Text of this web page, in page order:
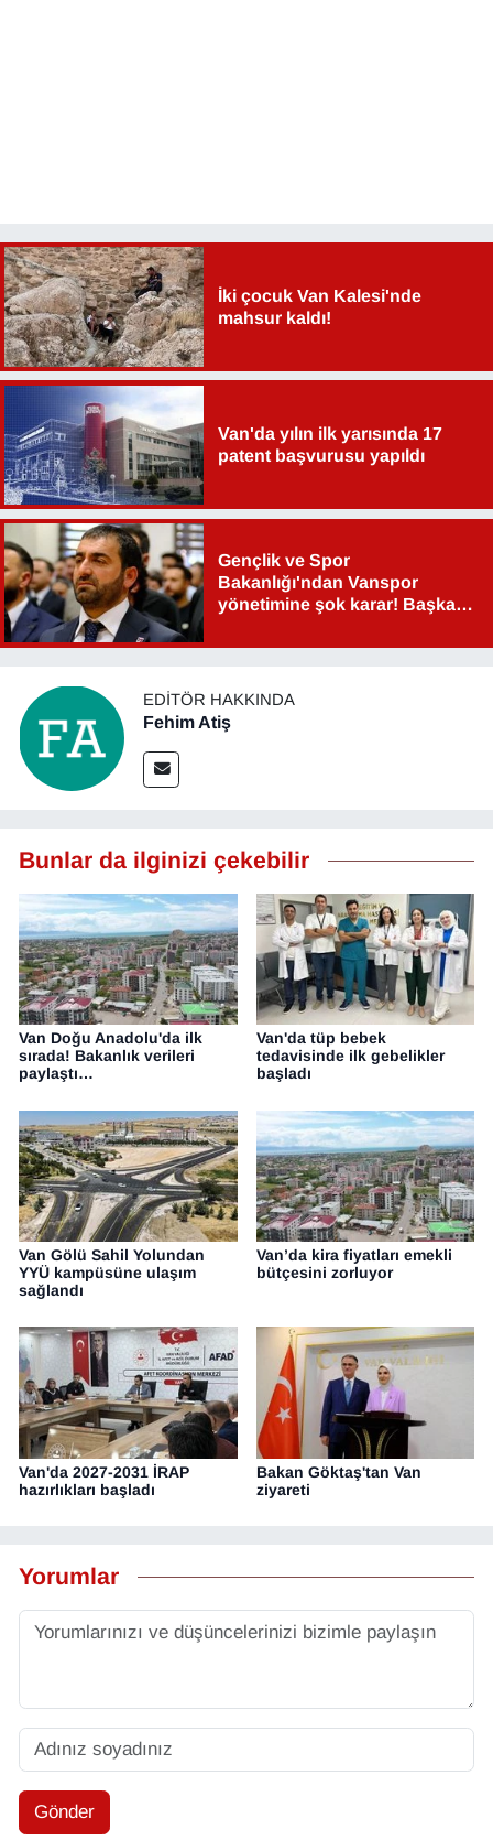
İki çocuk Van Kalesi'nde
mahsur kaldı!
Van'da yılın ilk yarısında 17
patent başvurusu yapıldı
Gençlik ve Spor
Bakanlığı'ndan Vanspor
yönetimine şok karar! Başkan
EDITÖR HAKKINDA
Fehim Atiş
Bunlar da ilginizi çekebilir
Van Doğu Anadolu'da ilk
sırada! Bakanlık verileri
paylaştı…
Van'da tüp bebek
tedavisinde ilk gebelikler
başladı
Van Gölü Sahil Yolundan
YYÜ kampüsüne ulaşım
sağlandı
Van’da kira fiyatları emekli
bütçesini zorluyor
Van'da 2027-2031 İRAP
hazırlıkları başladı
Bakan Göktaş'tan Van
ziyareti
Yorumlar
Gönder